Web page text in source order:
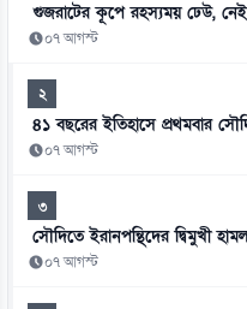
গুজরাটের কূপে রহস্যময় ঢেউ, নেই
০৭ আগস্ট
২
৪১ বছরের ইতিহাসে প্রথমবার
০৭ আগস্ট
৩
সৌদিতে ইরানপন্থিদের দ্বিমুখী
০৭ আগস্ট